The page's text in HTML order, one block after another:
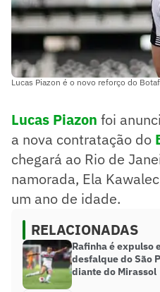
Lucas Piazon é o novo reforço do
Lucas Piazon foi
a nova contratação do
chegará ao Rio de
namorada, Ela
um ano de idade.
RELACIONADAS
Rafinha é expulso
desfalque do São
diante do Mirassol